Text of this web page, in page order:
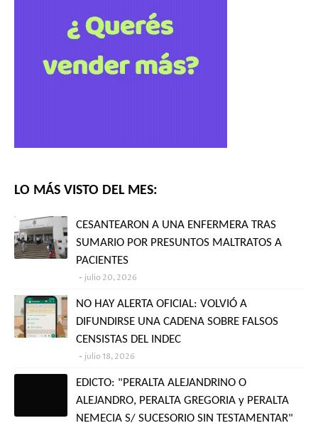
LO MÁS VISTO DEL MES:
CESANTEARON A UNA ENFERMERA TRAS
SUMARIO POR PRESUNTOS MALTRATOS A
PACIENTES
julio 20, 2026
NO HAY ALERTA OFICIAL: VOLVIÓ A
DIFUNDIRSE UNA CADENA SOBRE FALSOS
CENSISTAS DEL INDEC
julio 18, 2026
EDICTO: "PERALTA ALEJANDRINO O
ALEJANDRO, PERALTA GREGORIA y PERALTA
NEMECIA S/ SUCESORIO SIN TESTAMENTAR"